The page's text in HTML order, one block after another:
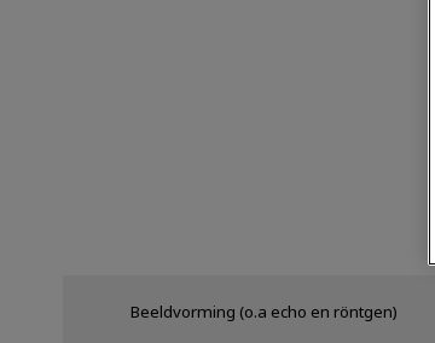
Beeldvorming (o.a echo en röntgen)